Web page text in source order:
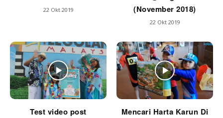
22 Okt 2019
(November 2018)
22 Okt 2019
Test video post
Mencari Harta Karun Di